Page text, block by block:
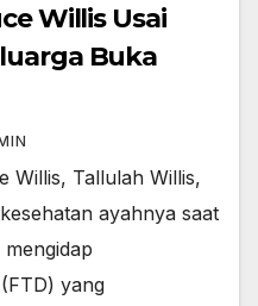
Willis Usai
Buka
Willis, Tallulah Willis,
ayahnya saat
yang